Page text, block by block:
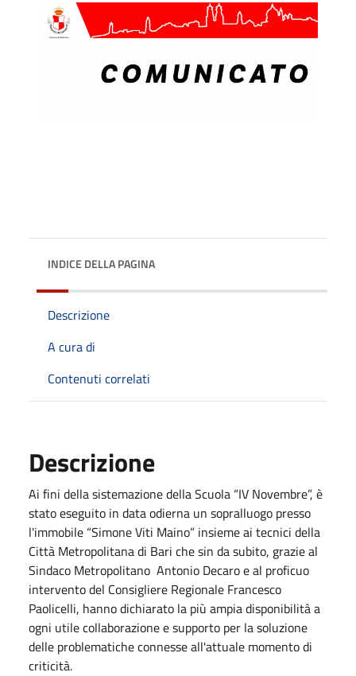
INDICE DELLA PAGINA
Descrizione
A cura di
Contenuti correlati
Descrizione
Ai fini della sistemazione della Scuola “IV Novembre”, è
stato eseguito in data odierna un sopralluogo presso
l'immobile “Simone Viti Maino” insieme ai tecnici della
Città Metropolitana di Bari che sin da subito, grazie al
Sindaco Metropolitano Antonio Decaro e al proficuo
intervento del Consigliere Regionale Francesco
Paolicelli, hanno dichiarato la più ampia disponibilità a
ogni utile collaborazione e supporto per la soluzione
delle problematiche connesse all'attuale momento di
criticità.